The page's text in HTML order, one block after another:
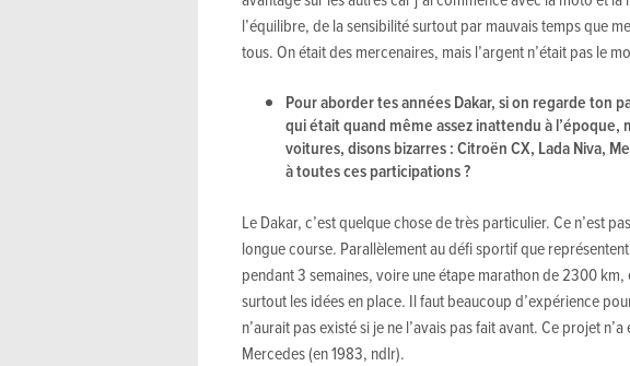
l’équilibre, de la sensibilité surtout par mauvais temps que
tous. On était des mercenaires, mais l’argent n’était pas le
Pour aborder tes années Dakar, si on regarde ton
qui était quand même assez inattendu à l’époque,
voitures, disons bizarres : Citroën CX, Lada Niva,
à toutes ces participations ?
Le Dakar, c’est quelque chose de très particulier. Ce n’est
longue course. Parallèlement au défi sportif que
pendant 3 semaines, voire une étape marathon de 2300
surtout les idées en place. Il faut beaucoup d’expérience
n’aurait pas existé si je ne l’avais pas fait avant. Ce projet
Mercedes (en 1983, ndlr).